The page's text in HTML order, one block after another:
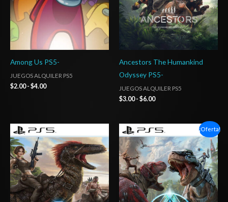
Among Us PS5-
JUEGOS ALQUILER PS5
$2.00 - $4.00
Ancestors The Humankind
Odyssey PS5-
JUEGOS ALQUILER PS5
$3.00 - $6.00
Rango
de
precios:
desde
$4.00
hasta
$7.00
¡Oferta!
Rango
de
precios:
desde
$4.00
hasta
$7.00